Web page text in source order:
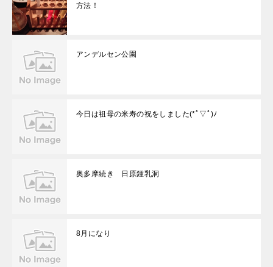
方法！
アンデルセン公園
今日は祖母の米寿の祝をしました(*ﾟ▽ﾟ)ﾉ
奥多摩続き 日原鍾乳洞
8月になり